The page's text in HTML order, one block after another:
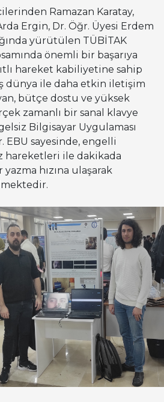
Ramazan Karatay,
Ergin, Dr. Öğr. Üyesi Erdem
yürütülen TÜBİTAK
önemli bir başarıya
hareket kabiliyetine sahip
dünya ile daha etkin iletişim
bütçe dostu ve yüksek
zamanlı bir sanal klavye
Bilgisayar Uygulaması
sayesinde, engelli
hareketleri ile dakikada
hızına ulaşarak